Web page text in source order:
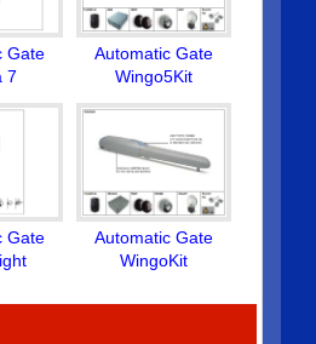
Gate
7
Automatic Gate
Wingo5Kit
Gate
Automatic Gate
WingoKit